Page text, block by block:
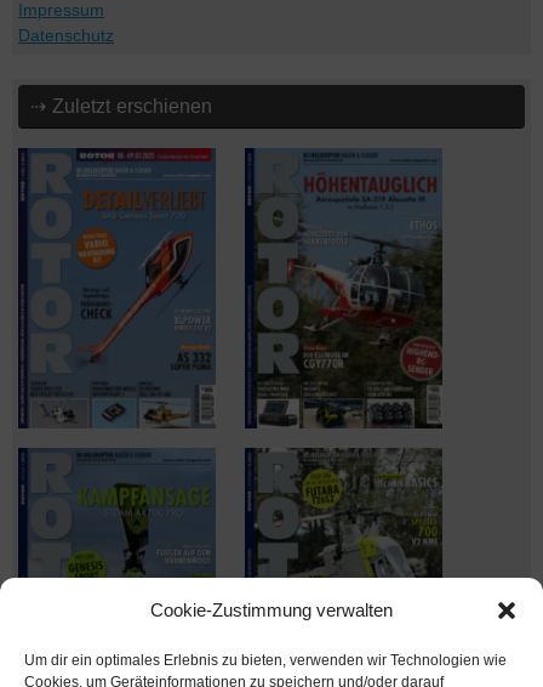
Cookie-Zustimmung verwalten
Um dir ein optimales Erlebnis zu bieten, verwenden wir Technologien wie
Cookies, um Geräteinformationen zu speichern und/oder darauf
Impressum
Datenschutz
⇢ Zuletzt erschienen